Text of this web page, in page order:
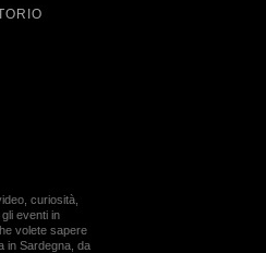
curiosità,
eventi in
volete sapere
in Sardegna, da